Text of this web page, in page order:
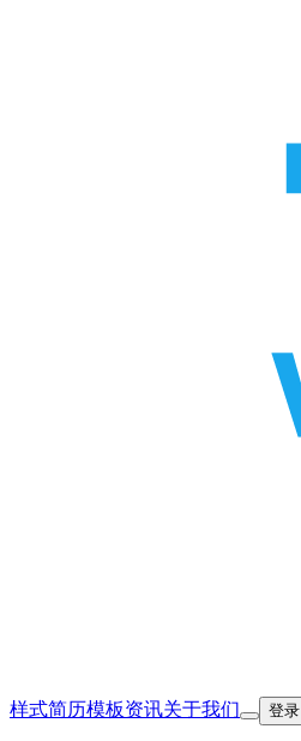
样式简历模板资讯关于我们 登录